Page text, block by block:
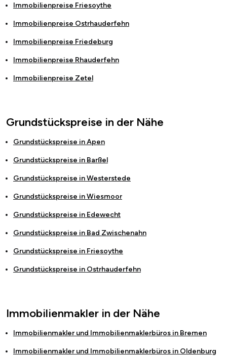
Immobilienpreise Friesoythe
Immobilienpreise Ostrhauderfehn
Immobilienpreise Friedeburg
Immobilienpreise Rhauderfehn
Immobilienpreise Zetel
Grundstückspreise in der Nähe
Grundstückspreise inApen
Grundstückspreise in Barßel
Grundstückspreise inWesterstede
Grundstückspreise inWiesmoor
Grundstückspreise in Edewecht
Grundstückspreise in Bad Zwischenahn
Grundstückspreise in Friesoythe
Grundstückspreise in Ostrhauderfehn
Immobilienmakler in der Nähe
Immobilienmakler und Immobilienmaklerbüros in Bremen
Immobilienmakler und Immobilienmaklerbüros in Oldenburg